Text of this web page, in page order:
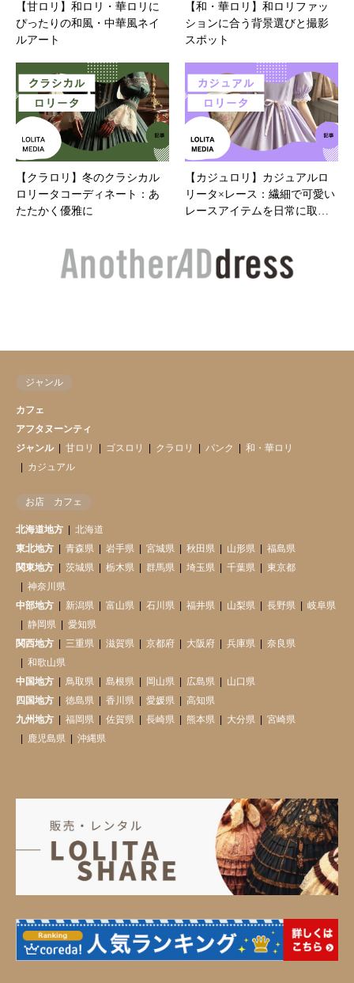
【甘ロリ】和ロリ・華ロリに
ぴったりの和風・中華風ネイ
ルアート
【和・華ロリ】和ロリファッ
ションに合う背景選びと撮影
スポット
【クラロリ】冬のクラシカル
ロリータコーディネート：あ
たたかく優雅に
【カジュロリ】カジュアルロ
リータ×レース：繊細で可愛い
レースアイテムを日常に取…
ジャンル
カフェ
アフタヌーンティ
ジャンル
甘ロリ ゴスロリ クラロリ パンク
和・華ロリ
カジュアル
お店 カフェ
北海道地方
北海道
東北地方
青森県 岩手県 宮城県 秋田県 山形県
福島県
関東地方
茨城県 栃木県 群馬県 埼玉県 千葉県
東京都
神奈川県
中部地方
新潟県 富山県 石川県 福井県 山梨県 長野県
岐阜県
静岡県
愛知県
関西地方
三重県 滋賀県 京都府 大阪府 兵庫県
奈良県
和歌山県
中国地方
鳥取県 島根県 岡山県 広島県
山口県
四国地方
徳島県 香川県 愛媛県
高知県
九州地方
福岡県 佐賀県 長崎県 熊本県 大分県
宮崎県
鹿児島県
沖縄県